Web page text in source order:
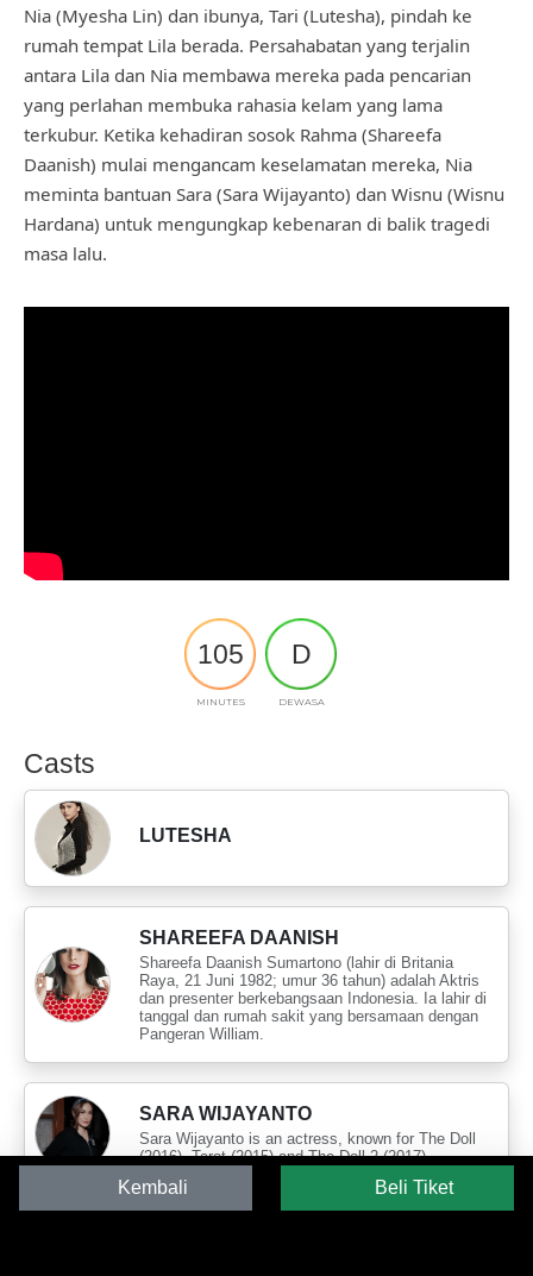
Nia (Myesha Lin) dan ibunya, Tari (Lutesha), pindah ke
rumah tempat Lila berada. Persahabatan yang terjalin
antara Lila dan Nia membawa mereka pada pencarian
yang perlahan membuka rahasia kelam yang lama
terkubur. Ketika kehadiran sosok Rahma (Shareefa
Daanish) mulai mengancam keselamatan mereka, Nia
meminta bantuan Sara (Sara Wijayanto) dan Wisnu (Wisnu
Hardana) untuk mengungkap kebenaran di balik tragedi
masa lalu.
105
MINUTES
D
DEWASA
Casts
LUTESHA
SHAREEFA DAANISH
Shareefa Daanish Sumartono (lahir di Britania
Raya, 21 Juni 1982; umur 36 tahun) adalah Aktris
dan presenter berkebangsaan Indonesia. Ia lahir di
tanggal dan rumah sakit yang bersamaan dengan
Pangeran William.
SARA WIJAYANTO
Sara Wijayanto is an actress, known for The Doll
(2016), Tarot (2015) and The Doll 2 (2017).
Kembali Beli Tiket